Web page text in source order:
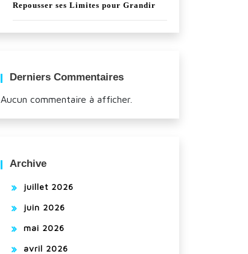
Repousser ses Limites pour Grandir
Derniers Commentaires
Aucun commentaire à afficher.
Archive
juillet 2026
juin 2026
mai 2026
avril 2026